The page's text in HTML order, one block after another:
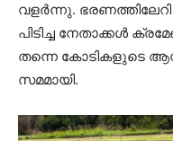
വളര്‍ന്നു.
പിടിച്ച നേതാക്കള്‍
തന്നെ കോടികളുടെ
സമമായി.